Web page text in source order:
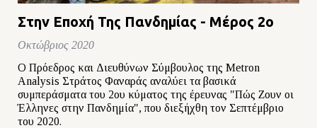
Στην Εποχή Της Πανδημίας - Μέρος 2ο
Οκτώβριος 2020
Ο Πρόεδρος και Διευθύνων Σύμβουλος της Metron
Analysis Στράτος Φαναράς αναλύει τα βασικά
συμπεράσματα του 2ου κύματος της έρευνας "Πώς Ζουν οι
Έλληνες στην Πανδημία", που διεξήχθη τον Σεπτέμβριο
του 2020.